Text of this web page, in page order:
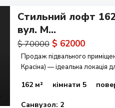
Стильний лофт
вул. М...
$ 70000 $ 62000
Продаж підвального
Красіна) — ідеальна локація
162 м² кімнати 5
Санвузол: 2